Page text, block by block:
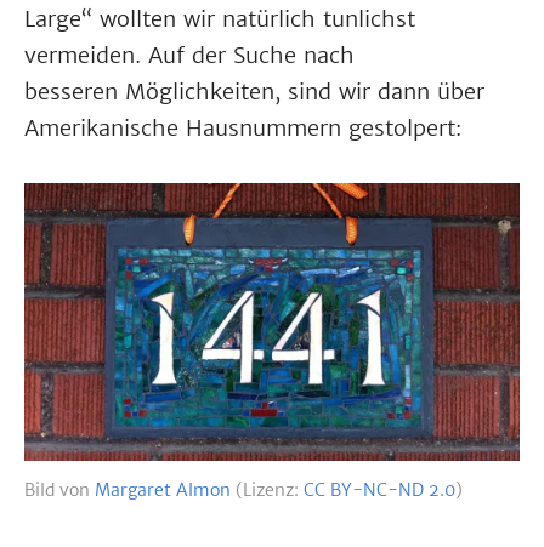
Large“ wollten wir natürlich tunlichst
vermeiden. Auf der Suche nach
besseren Möglichkeiten, sind wir dann über
Amerikanische Hausnummern gestolpert:
Bild von Margaret Almon (Lizenz: CC BY-NC-ND 2.0)